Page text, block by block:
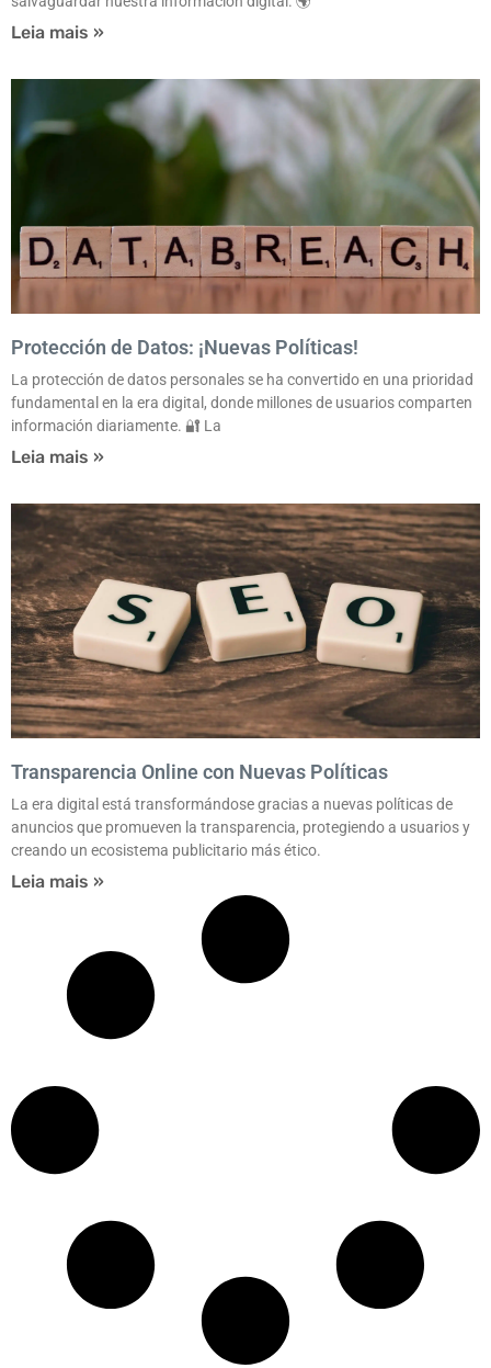
Leia mais »
Protección de Datos: ¡Nuevas Políticas!
La protección de datos personales se ha convertido en una prioridad
fundamental en la era digital, donde millones de usuarios comparten
información diariamente. 🔐 La
Leia mais »
Transparencia Online con Nuevas Políticas
La era digital está transformándose gracias a nuevas políticas de
anuncios que promueven la transparencia, protegiendo a usuarios y
creando un ecosistema publicitario más ético.
Leia mais »